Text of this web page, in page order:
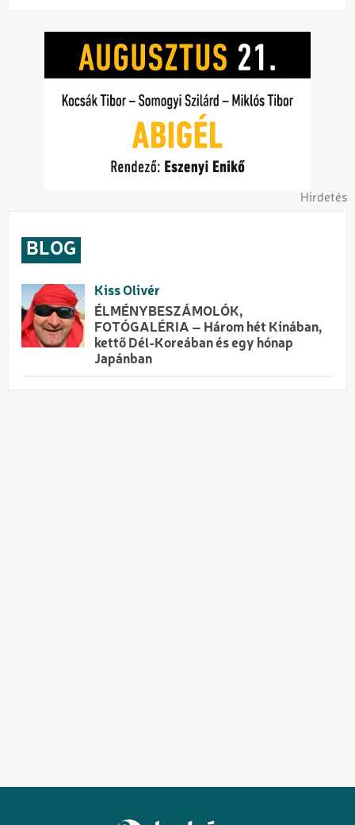
Hirdetés
BLOG
Kiss Olivér
ÉLMÉNYBESZÁMOLÓK,
FOTÓGALÉRIA – Három hét Kínában,
kettő Dél-Koreában és egy hónap
Japánban